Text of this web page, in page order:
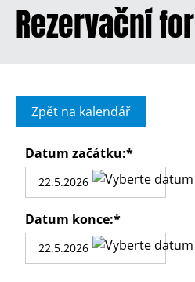
Rezervační
Zpět na kalendář
Datum začátku:*
Datum konce:*